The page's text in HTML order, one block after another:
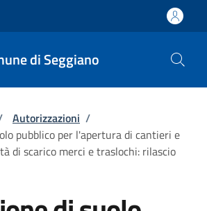
di Seggiano
pane
Autorizzazioni /
pubblico per l'apertura di cantieri e
di scarico merci e traslochi: rilascio